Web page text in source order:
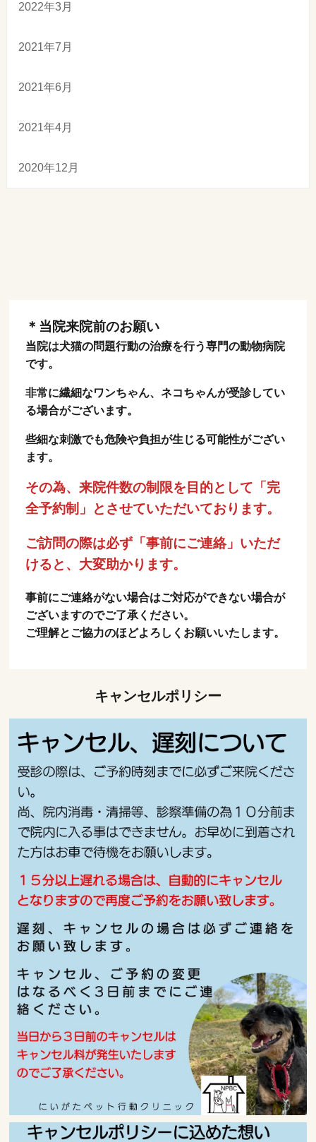
2022年3月
2021年7月
2021年6月
2021年4月
2020年12月
＊当院来院前のお願い
当院は犬猫の問題行動の治療を行う専門の動物病院
です。
非常に繊細なワンちゃん、ネコちゃんが受診してい
る場合がございます。
些細な刺激でも危険や負担が生じる可能性がござい
ます。
その為、来院件数の制限を目的として「完
全予約制」とさせていただいております。
ご訪問の際は必ず「事前にご連絡」いただ
けると、大変助かります。
事前にご連絡がない場合はご対応ができない場合が
ございますのでご了承ください。
ご理解とご協力のほどよろしくお願いいたします。
キャンセルポリシー